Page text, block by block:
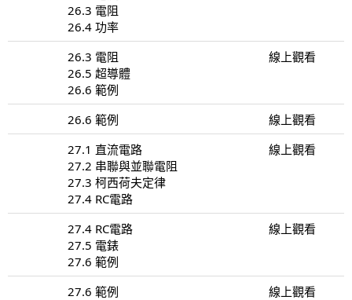
26.3 電阻
26.4 功率
26.3 電阻
26.5 超導體
26.6 範例
線上觀看
26.6 範例
線上觀看
27.1 直流電路
27.2 串聯與並聯電阻
27.3 柯西荷夫定律
27.4 RC電路
線上觀看
27.4 RC電路
27.5 電錶
27.6 範例
線上觀看
27.6 範例 線上觀看